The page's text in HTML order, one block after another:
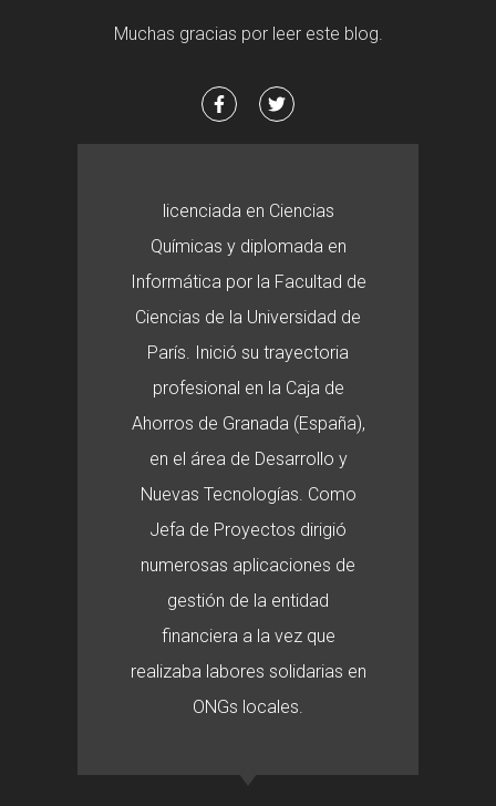
Muchas gracias por leer este blog.
licenciada en Ciencias
Químicas y diplomada en
Informática por la Facultad de
Ciencias de la Universidad de
París. Inició su trayectoria
profesional en la Caja de
Ahorros de Granada (España),
en el área de Desarrollo y
Nuevas Tecnologías. Como
Jefa de Proyectos dirigió
numerosas aplicaciones de
gestión de la entidad
financiera a la vez que
realizaba labores solidarias en
ONGs locales.